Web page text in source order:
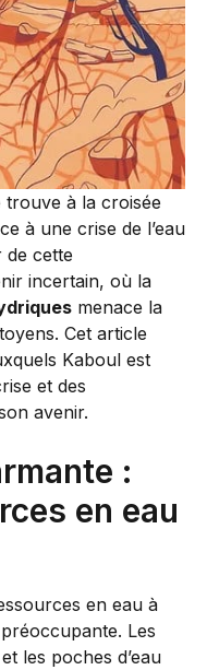
trouve à la croisée
à une crise de l’eau
cette
incertain, où la
menace la
Cet article
Kaboul est
et des
avenir.
:
en eau
en eau à
Les
les poches d’eau